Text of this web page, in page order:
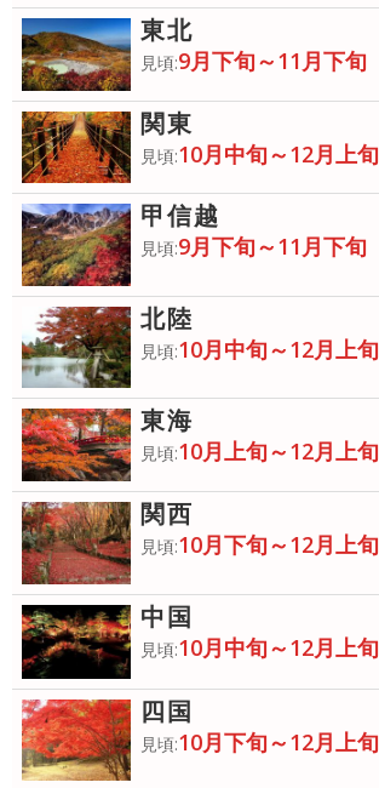
東北
見頃:9月下旬～11月下旬
関東
見頃:10月中旬～12月上旬
甲信越
見頃:9月下旬～11月下旬
北陸
見頃:10月中旬～12月上旬
東海
見頃:10月上旬～12月上旬
関西
見頃:10月下旬～12月上旬
中国
見頃:10月中旬～12月上旬
四国
見頃:10月下旬～12月上旬